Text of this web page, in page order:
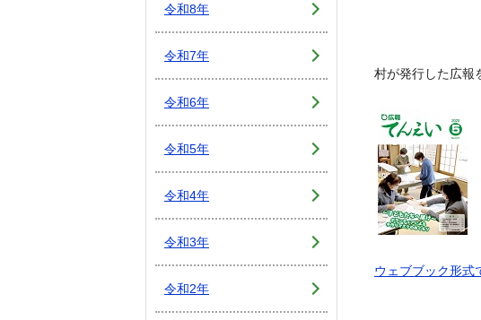
令和8年
令和7年
令和6年
令和5年
令和4年
令和3年
令和2年
村が発行した広報
ウェブブック形式